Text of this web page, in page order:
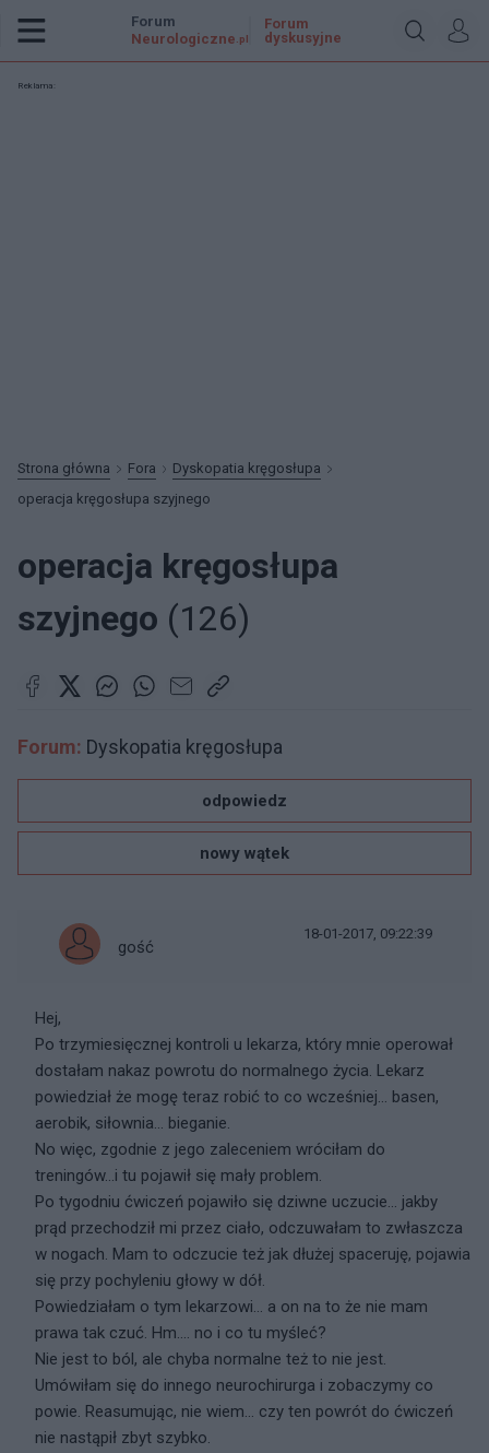
Forum
Neurologiczne .pl
Forum
dyskusyjne
Reklama:
Strona główna Fora
Dyskopatia kręgosłupa
operacja kręgosłupa szyjnego
operacja kręgosłupa
szyjnego (126)
Forum: Dyskopatia kręgosłupa
odpowiedz
nowy wątek
gość
18-01-2017, 09:22:39
Hej,
Po trzymiesięcznej kontroli u lekarza, który mnie operował
dostałam nakaz powrotu do normalnego życia. Lekarz
powiedział że mogę teraz robić to co wcześniej... basen,
aerobik, siłownia... bieganie.
No więc, zgodnie z jego zaleceniem wróciłam do
treningów...i tu pojawił się mały problem.
Po tygodniu ćwiczeń pojawiło się dziwne uczucie... jakby
prąd przechodził mi przez ciało, odczuwałam to zwłaszcza
w nogach. Mam to odczucie też jak dłużej spaceruję, pojawia
się przy pochyleniu głowy w dół.
Powiedziałam o tym lekarzowi... a on na to że nie mam
prawa tak czuć. Hm.... no i co tu myśleć?
Nie jest to ból, ale chyba normalne też to nie jest.
Umówiłam się do innego neurochirurga i zobaczymy co
powie. Reasumując, nie wiem... czy ten powrót do ćwiczeń
nie nastąpił zbyt szybko.